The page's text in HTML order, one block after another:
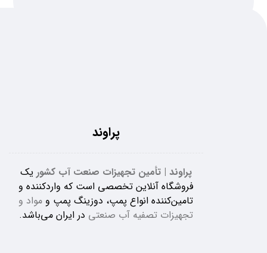
پراوند
پراوند | تأمین تجهیزات صنعت آب کشور یک
فروشگاه آنلاین تخصصی است که واردکننده و
تامین‌کننده انواع پمپ، دوزینگ پمپ و مواد و
تجهیزات تصفیه آب صنعتی در ایران می‌باشد.